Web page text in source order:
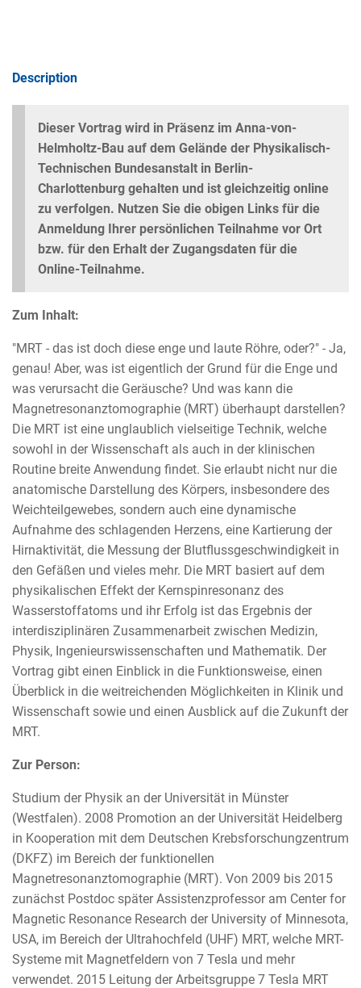
Description
Dieser Vortrag wird in Präsenz im Anna-von-
Helmholtz-Bau auf dem Gelände der Physikalisch-
Technischen Bundesanstalt in Berlin-
Charlottenburg gehalten und ist gleichzeitig online
zu verfolgen. Nutzen Sie die obigen Links für die
Anmeldung Ihrer persönlichen Teilnahme vor Ort
bzw. für den Erhalt der Zugangsdaten für die
Online-Teilnahme.
Zum Inhalt:
"MRT - das ist doch diese enge und laute Röhre, oder?" - Ja,
genau! Aber, was ist eigentlich der Grund für die Enge und
was verursacht die Geräusche? Und was kann die
Magnetresonanztomographie (MRT) überhaupt darstellen?
Die MRT ist eine unglaublich vielseitige Technik, welche
sowohl in der Wissenschaft als auch in der klinischen
Routine breite Anwendung findet. Sie erlaubt nicht nur die
anatomische Darstellung des Körpers, insbesondere des
Weichteilgewebes, sondern auch eine dynamische
Aufnahme des schlagenden Herzens, eine Kartierung der
Hirnaktivität, die Messung der Blutflussgeschwindigkeit in
den Gefäßen und vieles mehr. Die MRT basiert auf dem
physikalischen Effekt der Kernspinresonanz des
Wasserstoffatoms und ihr Erfolg ist das Ergebnis der
interdisziplinären Zusammenarbeit zwischen Medizin,
Physik, Ingenieurswissenschaften und Mathematik. Der
Vortrag gibt einen Einblick in die Funktionsweise, einen
Überblick in die weitreichenden Möglichkeiten in Klinik und
Wissenschaft sowie und einen Ausblick auf die Zukunft der
MRT.
Zur Person:
Studium der Physik an der Universität in Münster
(Westfalen). 2008 Promotion an der Universität Heidelberg
in Kooperation mit dem Deutschen Krebsforschungzentrum
(DKFZ) im Bereich der funktionellen
Magnetresonanztomographie (MRT). Von 2009 bis 2015
zunächst Postdoc später Assistenzprofessor am Center for
Magnetic Resonance Research der University of Minnesota,
USA, im Bereich der Ultrahochfeld (UHF) MRT, welche MRT-
Systeme mit Magnetfeldern von 7 Tesla und mehr
verwendet. 2015 Leitung der Arbeitsgruppe 7 Tesla MRT